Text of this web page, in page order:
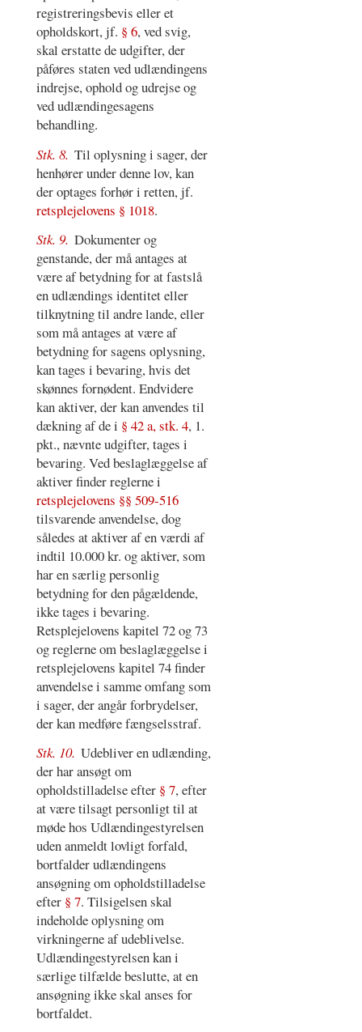
registreringsbevis eller et
opholdskort, jf. § 6, ved svig,
skal erstatte de udgifter, der
påføres staten ved udlændingens
indrejse, ophold og udrejse og
ved udlændingesagens
behandling.
Stk. 8. Til oplysning i sager, der
henhører under denne lov, kan
der optages forhør i retten, jf.
retsplejelovens § 1018.
Stk. 9. Dokumenter og
genstande, der må antages at
være af betydning for at fastslå
en udlændings identitet eller
tilknytning til andre lande, eller
som må antages at være af
betydning for sagens oplysning,
kan tages i bevaring, hvis det
skønnes fornødent. Endvidere
kan aktiver, der kan anvendes til
dækning af de i § 42 a, stk. 4, 1.
pkt., nævnte udgifter, tages i
bevaring. Ved beslaglæggelse af
aktiver finder reglerne i
retsplejelovens §§ 509-516
tilsvarende anvendelse, dog
således at aktiver af en værdi af
indtil 10.000 kr. og aktiver, som
har en særlig personlig
betydning for den pågældende,
ikke tages i bevaring.
Retsplejelovens kapitel 72 og 73
og reglerne om beslaglæggelse i
retsplejelovens kapitel 74 finder
anvendelse i samme omfang som
i sager, der angår forbrydelser,
der kan medføre fængselsstraf.
Stk. 10. Udebliver en udlænding,
der har ansøgt om
opholdstilladelse efter § 7, efter
at være tilsagt personligt til at
møde hos Udlændingestyrelsen
uden anmeldt lovligt forfald,
bortfalder udlændingens
ansøgning om opholdstilladelse
efter § 7. Tilsigelsen skal
indeholde oplysning om
virkningerne af udeblivelse.
Udlændingestyrelsen kan i
særlige tilfælde beslutte, at en
ansøgning ikke skal anses for
bortfaldet.